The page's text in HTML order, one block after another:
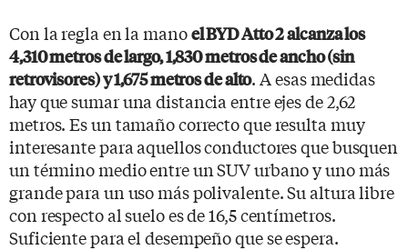
Con la regla en la manoel BYD Atto 2 alcanza los
4,310 metros de largo, 1,830 metros de ancho (sin
retrovisores) y 1,675 metros de alto. A esas medidas
hay que sumar una distancia entre ejes de 2,62
metros. Es un tamaño correcto que resulta muy
interesante para aquellos conductores que busquen
un término medio entre un SUV urbano y uno más
grande para un uso más polivalente. Su altura libre
con respecto al suelo es de 16,5 centímetros.
Suficiente para el desempeño que se espera.